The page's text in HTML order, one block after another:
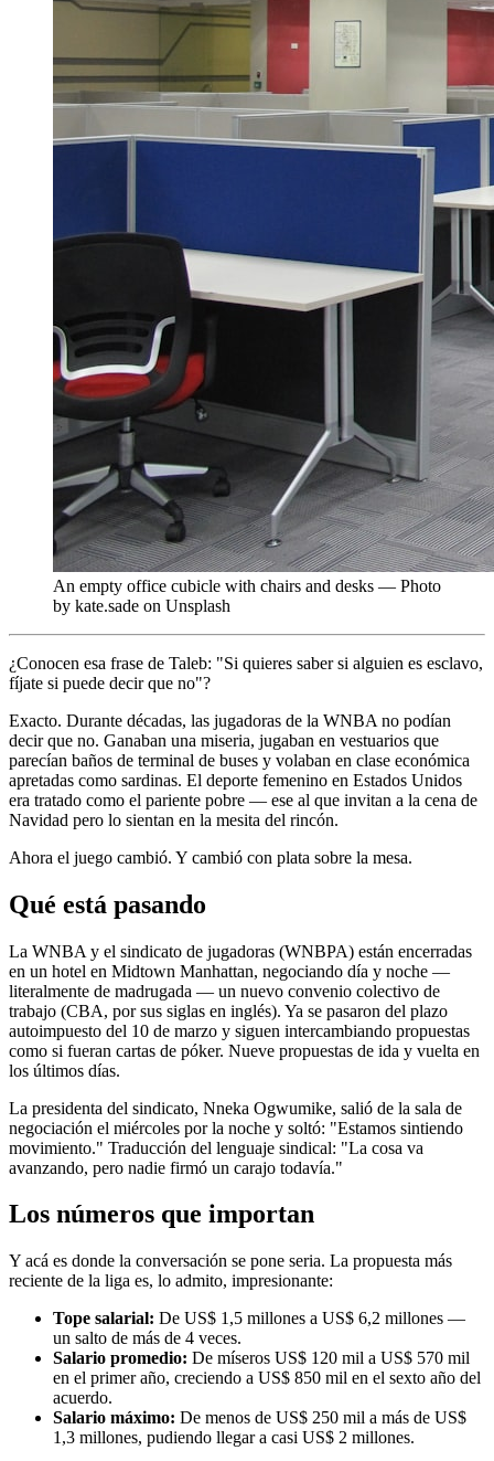
An empty office cubicle with chairs and desks — Photo
by kate.sade on Unsplash
¿Conocen esa frase de Taleb: "Si quieres saber si alguien es esclavo,
fíjate si puede decir que no"?
Exacto. Durante décadas, las jugadoras de la WNBA no podían
decir que no. Ganaban una miseria, jugaban en vestuarios que
parecían baños de terminal de buses y volaban en clase económica
apretadas como sardinas. El deporte femenino en Estados Unidos
era tratado como el pariente pobre — ese al que invitan a la cena de
Navidad pero lo sientan en la mesita del rincón.
Ahora el juego cambió. Y cambió con plata sobre la mesa.
Qué está pasando
La WNBA y el sindicato de jugadoras (WNBPA) están encerradas
en un hotel en Midtown Manhattan, negociando día y noche —
literalmente de madrugada — un nuevo convenio colectivo de
trabajo (CBA, por sus siglas en inglés). Ya se pasaron del plazo
autoimpuesto del 10 de marzo y siguen intercambiando propuestas
como si fueran cartas de póker. Nueve propuestas de ida y vuelta en
los últimos días.
La presidenta del sindicato, Nneka Ogwumike, salió de la sala de
negociación el miércoles por la noche y soltó: "Estamos sintiendo
movimiento." Traducción del lenguaje sindical: "La cosa va
avanzando, pero nadie firmó un carajo todavía."
Los números que importan
Y acá es donde la conversación se pone seria. La propuesta más
reciente de la liga es, lo admito, impresionante:
Tope salarial: De US$ 1,5 millones a US$ 6,2 millones —
un salto de más de 4 veces.
Salario promedio: De míseros US$ 120 mil a US$ 570 mil
en el primer año, creciendo a US$ 850 mil en el sexto año del
acuerdo.
Salario máximo: De menos de US$ 250 mil a más de US$
1,3 millones, pudiendo llegar a casi US$ 2 millones.